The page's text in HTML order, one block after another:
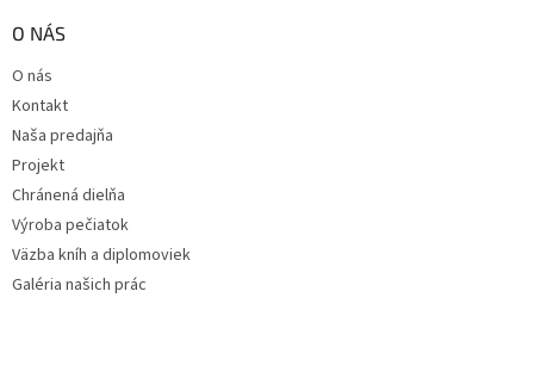
O NÁS
O nás
Kontakt
Naša predajňa
Projekt
Chránená dielňa
Výroba pečiatok
Väzba kníh a diplomoviek
Galéria našich prác